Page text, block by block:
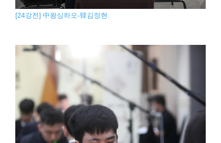
[24강전] 中왕싱하오-韓김정현.